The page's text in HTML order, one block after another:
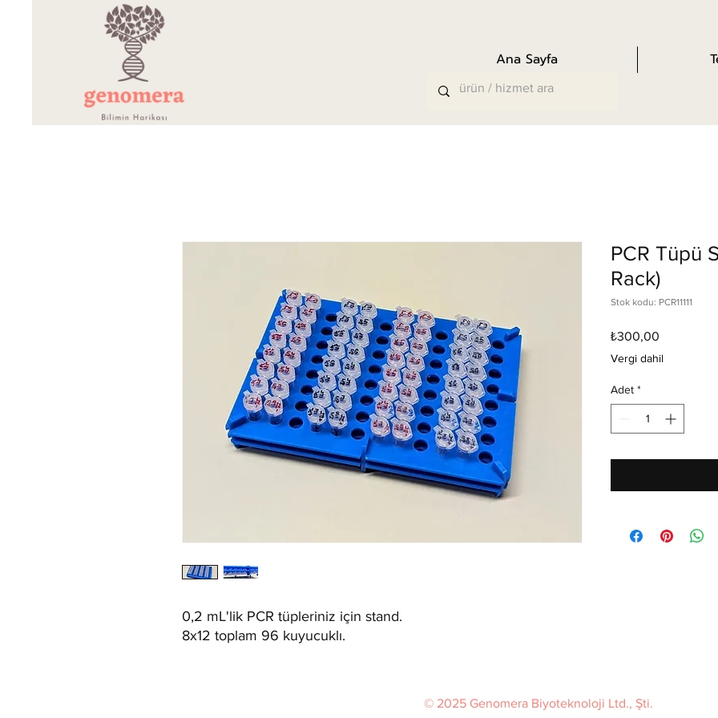
Ana Sayfa
0,2 mL'lik PCR tüpleriniz için stand.
8x12 toplam 96 kuyucuklı.
PCR Tüpü
Rack)
Stok kodu: PCR11111
₺300,00
Vergi dahil
Adet *
© 2025 Genomera Biyoteknoloji Ltd., Şti.